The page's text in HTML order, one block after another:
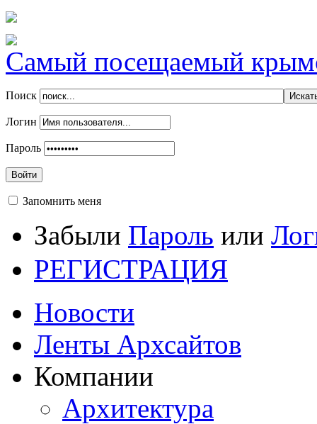
Самый посещаемый
Поиск
Логин
Пароль
Войти
Запомнить меня
Забыли Пароль или
РЕГИСТРАЦИЯ
Новости
Ленты Архсайтов
Компании
Архитектура